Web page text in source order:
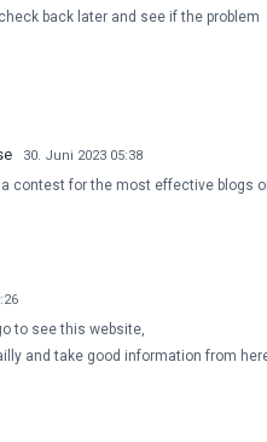
back later and see if the problem
30. Juni 2023 05:38
contest for the most effective blogs
to see this website,
and take good information from